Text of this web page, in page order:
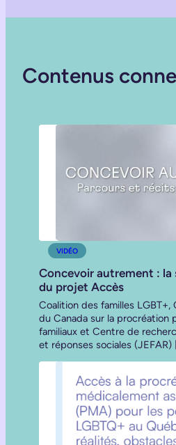
Contenus
VIDÉO
Concevoir autrement : la
du projet Accès
Coalition des familles LGBT+,
du Canada sur la procréation
familiaux et Centre de
et réponses sociales (JEFAR)